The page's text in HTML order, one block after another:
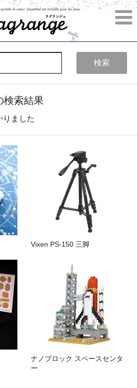
検索
検索結果
りました
Vixen PS-150 三脚
ナノブロック スペースセンタ
ー